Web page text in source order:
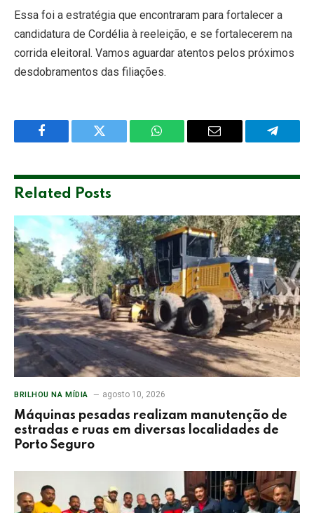
Essa foi a estratégia que encontraram para fortalecer a
candidatura de Cordélia à reeleição, e se fortalecerem na
corrida eleitoral. Vamos aguardar atentos pelos próximos
desdobramentos das filiações.
Facebook Twitter WhatsApp Email
Related Posts
BRILHOU NA MÍDIA agosto 10, 2026
Máquinas pesadas realizam manutenção de
estradas e ruas em diversas localidades de
Porto Seguro